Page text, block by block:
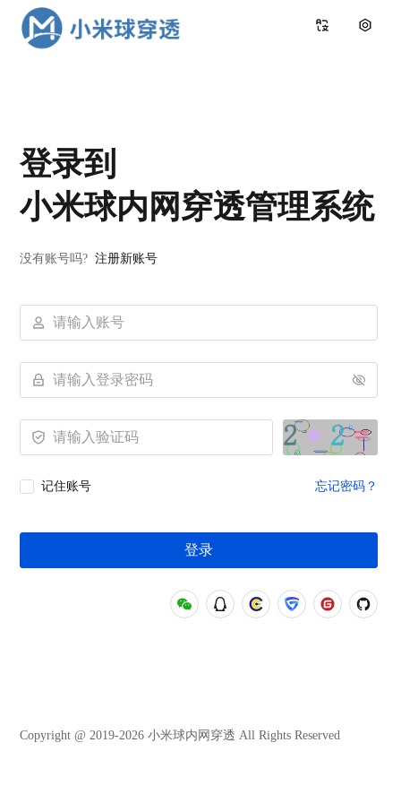
登录到
小米球内网穿透管理系统
没有账号吗? 注册新账号
记住账号 忘记密码？
登录
Copyright @ 2019-2026 小米球内网穿透 All Rights Reserved